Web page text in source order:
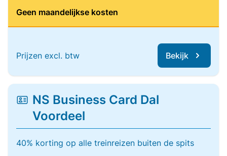
Geen maandelijkse kosten
Prijzen excl. btw Bekijk
NS Business Card Dal
Voordeel
40% korting op alle treinreizen buiten de spits